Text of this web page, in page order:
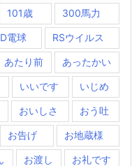
101歳 300馬力
電球 RSウイルス
あたり前 あったかい
いいです いじめ
おいしさ おう吐
お告げ お地蔵様
お渡し お礼です